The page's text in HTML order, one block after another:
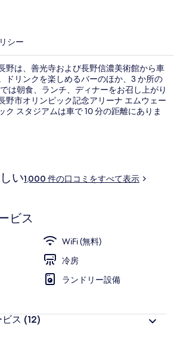
シー
野は、善光寺および長野信濃美術館から車
ドリンクを楽しめるバーのほか、3 か所の
は朝食、ランチ、ディナーをお召し上がり
野市オリンピック記念アリーナ エムウェー
ク スタジアムは車で 10 分の距離にありま
の公共交通機関も充実しています。長野駅
い1,000 件の口コミをすべて表示
ビス
WiFi (無料)
冷房
ランドリー設備
ス (12)